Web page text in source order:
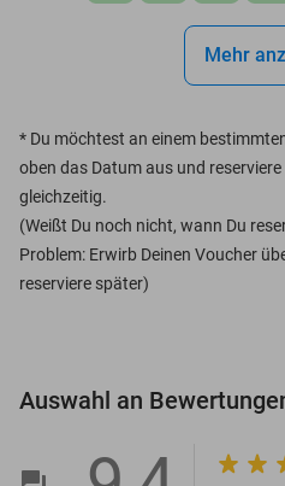
Mehr
* Du möchtest an einem
oben das Datum aus und reserviere
gleichzeitig.
(Weißt Du noch nicht, wann Du
Problem: Erwirb Deinen Voucher
reserviere später)
Auswahl an